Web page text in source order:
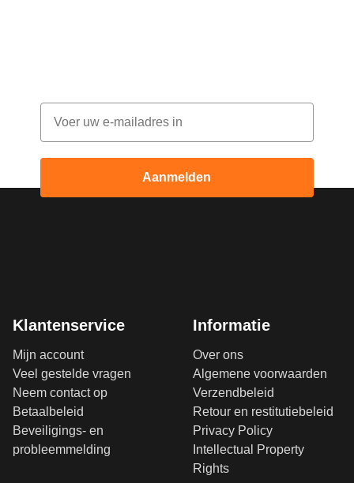
Email
Aanmelden
Klantenservice
Mijn account
Veel gestelde vragen
Neem contact op
Betaalbeleid
Beveiligings- en
probleemmelding
Informatie
Over ons
Algemene voorwaarden
Verzendbeleid
Retour en restitutiebeleid
Privacy Policy
Intellectual Property
Rights